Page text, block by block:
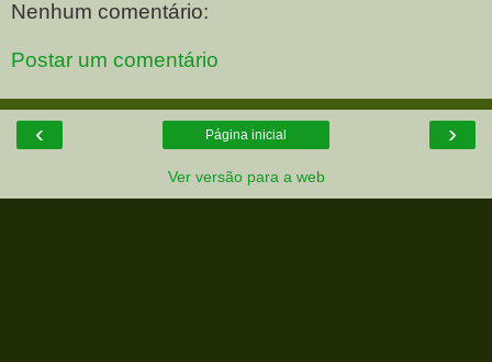
Nenhum comentário:
Postar um comentário
‹ ›
Página inicial
Ver versão para a web